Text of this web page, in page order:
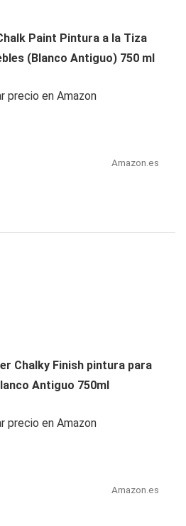
Paint Pintura a la Tiza
(Blanco Antiguo) 750 ml
precio en Amazon
Amazon.es
Chalky Finish pintura para
Antiguo 750ml
precio en Amazon
Amazon.es